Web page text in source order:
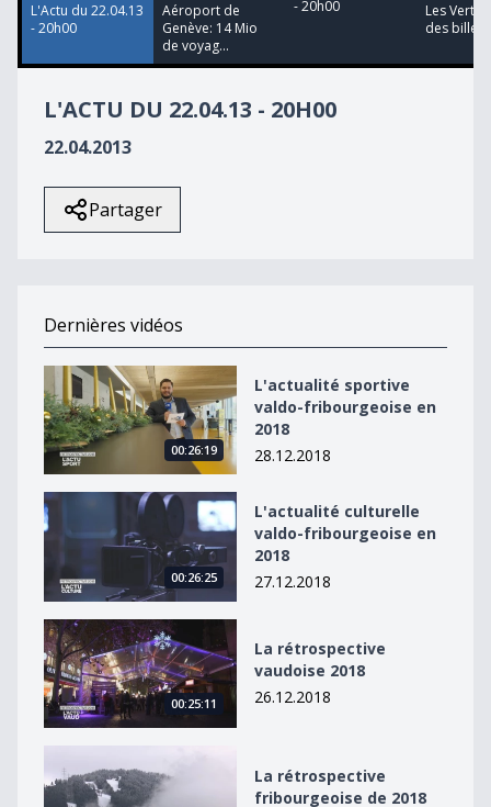
L'Actu du 22.04.13
- 20h00
Aéroport de
Genève: 14 Mio
de voyag...
- 20h00
Les Verts
des
L'ACTU DU 22.04.13 - 20H00
22.04.2013
Partager
Dernières vidéos
L&#039;actualité sportive valdo-fribourgeoise en 2018
00:26:19
L'actualité sportive
valdo-fribourgeoise en
2018
28.12.2018
L&#039;actualité culturelle valdo-fribourgeoise en
00:26:25
L'actualité culturelle
valdo-fribourgeoise en
2018
27.12.2018
La rétrospective vaudoise 2018
00:25:11
La rétrospective
vaudoise 2018
26.12.2018
La rétrospective
fribourgeoise de 2018